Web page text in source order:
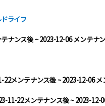
ライフ
ナンス後 ~ 2023-12-06 メンテナ
22メンテナンス後 ~ 2023-12-06
11-22メンテナンス後 ~ 2023-12-